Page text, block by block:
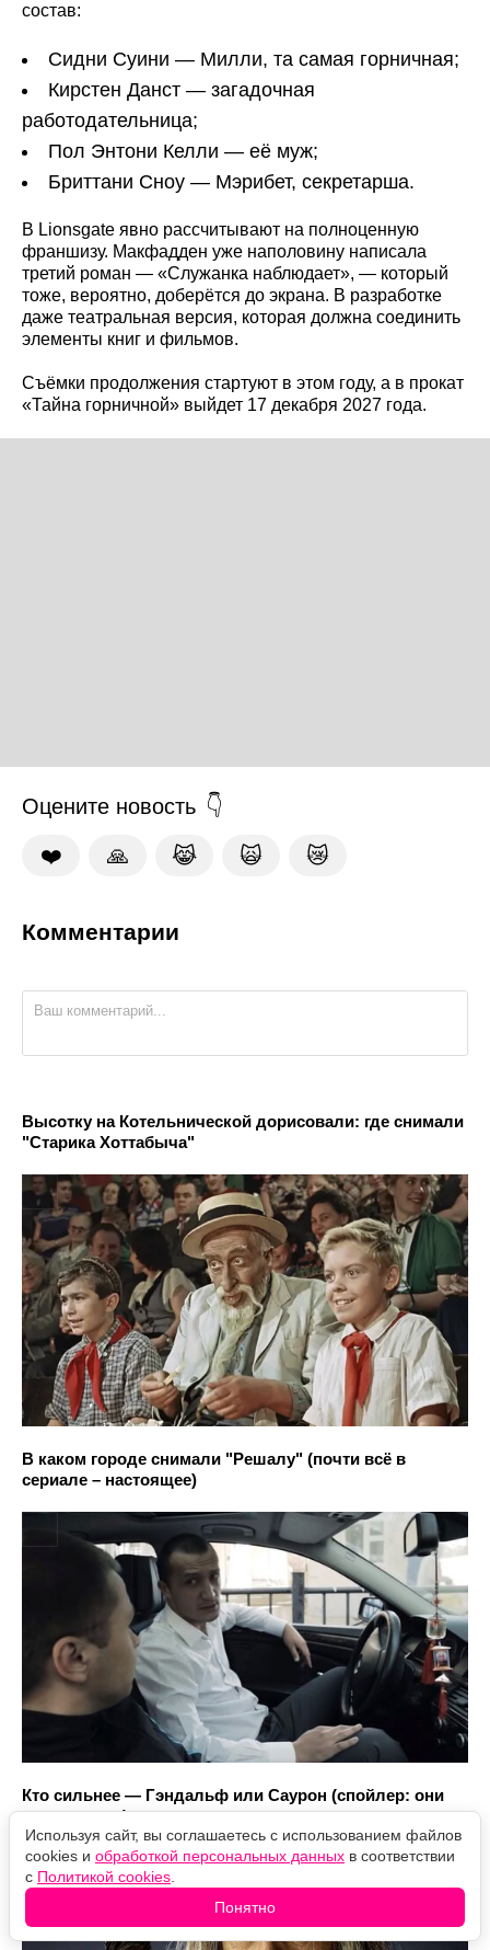
состав:
Сидни Суини — Милли, та самая горничная;
Кирстен Данст — загадочная
работодательница;
Пол Энтони Келли — её муж;
Бриттани Сноу — Мэрибет, секретарша.
В Lionsgate явно рассчитывают на полноценную
франшизу. Макфадден уже наполовину написала
третий роман — «Служанка наблюдает», — который
тоже, вероятно, доберётся до экрана. В разработке
даже театральная версия, которая должна соединить
элементы книг и фильмов.
Съёмки продолжения стартуют в этом году, а в прокат
«Тайна горничной» выйдет 17 декабря 2027 года.
Оцените новость
❤️ 🙏 😹 🙀 😿
Комментарии
Высотку на Котельнической дорисовали: где снимали
"Старика Хоттабыча"
В каком городе снимали "Решалу" (почти всё в
сериале – настоящее)
Кто сильнее — Гэндальф или Саурон (спойлер: они
одного вида)
Используя сайт, вы соглашаетесь с использованием файлов
cookies и обработкой персональных данных в соответствии
с Политикой cookies
Понятно